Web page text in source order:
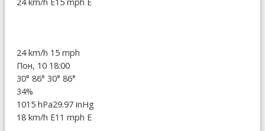
24 km/h E15 mph E
24 km/h 15 mph
Пон, 10 18:00
30° 86° 30° 86°
34%
1015 hPa29.97 inHg
18 km/h E11 mph E